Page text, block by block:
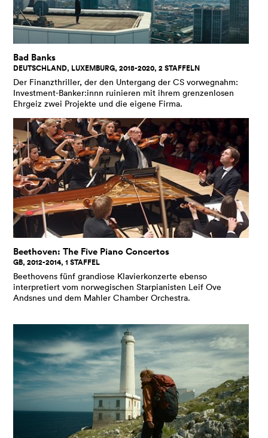
Infos zum Betriebssystem Ihres Geräts finden Sie
über das Zahnradsymbol Ihrer Fernbedienung, dann:
Alle Einstellungen > Allgemein > Geräte > TV-
Informationen > webOS
Sony und Philips:
dem Betriebssystem AndroidTV, ca. ab Baujahr 2017,
erkennbar an der Google Play-Store-App bei Klick
auf die Apps.
TV-Boxen und Mediaplayer: Alle Boxen mit
Betriebssystem AndoidTV, z.B. Swisscom Box5 und
Box21 (IP1800 und IP2000), Salt-Android, Green,
Chromecast-Stick inkl. GoogleTV, Strong, Xiaomi,
Nvidia etc., erkennbar an der Google Play-Store-App
bei Klick auf die Apps.
Download:
Bei Samsung und LG auf «Apps» klicken
und in der Suche «cinefile» eingeben. Bei AndroidTV
auf Apps klicken, den Google-Play-Store anklicken
und in der Suche «cinefile» eingeben.
Login:Beim ersten Login den QR-Code scannen oder
die bei Cinefile hinterlegte Mailadresse und Ihr
Passwort eingeben. Danach ist keine erneute
Anmeldung nötig.
Bad Banks
DEUTSCHLAND, LUXEMBURG, 2018-2020, 2 STAFFELN
Der Finanzthriller, der den Untergang der CS vorwegnahm:
Investment-Banker:innn ruinieren mit ihrem grenzenlosen
Ehrgeiz zwei Projekte und die eigene Firma.
Beethoven: The Five Piano Concertos
GB, 2012-2014, 1 STAFFEL
Beethovens fünf grandiose Klavierkonzerte ebenso
interpretiert vom norwegischen Starpianisten Leif Ove
Andsnes und dem Mahler Chamber Orchestra.